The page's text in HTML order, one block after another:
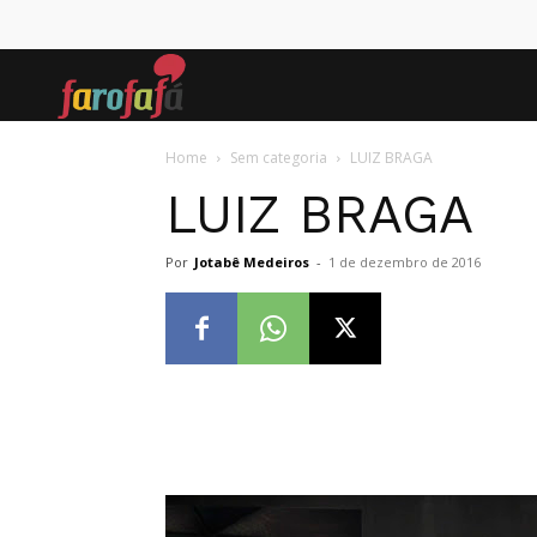
Home Sem categoria LUIZ BRAGA
LUIZ BRAGA
Por Jotabê Medeiros - 1 de dezembro de 2016